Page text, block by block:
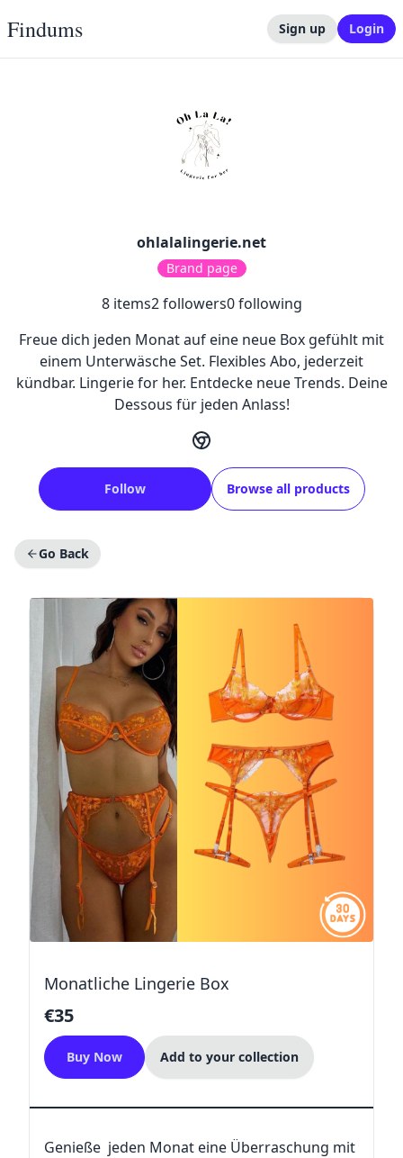
Findums Sign up Login
ohlalalingerie.net
Brand page
8items2followers0following
Freue dich jeden Monat auf eine neue Box gefühlt mit
einem Unterwäsche Set. Flexibles Abo, jederzeit
kündbar. Lingerie for her. Entdecke neue Trends. Deine
Dessous für jeden Anlass!
Follow Browse all products
Go Back
Monatliche Lingerie Box
€35
Buy Now Add to your collection
Genieße jeden Monat eine Überraschung mit